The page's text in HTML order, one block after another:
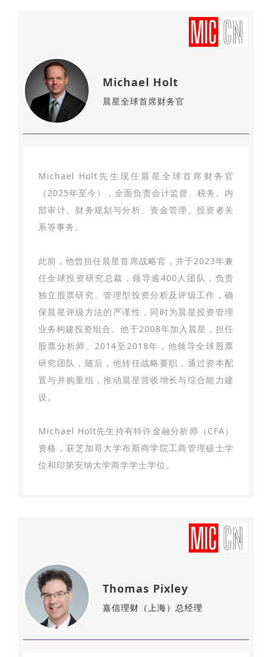
Michael Holt
晨星全球首席财务官
Michael Holt先生现任晨星全球首席财务官
（2025年至今），全面负责会计监督、税务、内
部审计、财务规划与分析、资金管理、投资者关
系等事务。
此前，他曾担任晨星首席战略官，并于2023年兼
任全球投资研究总裁，领导逾400人团队，负责
独立股票研究、管理型投资分析及评级工作，确
保晨星评级方法的严谨性，同时为晨星投资管理
业务构建投资组合。他于2008年加入晨星，担任
股票分析师。2014至2018年，他领导全球股票
研究团队，随后，他转任战略要职，通过资本配
置与并购重组，推动晨星营收增长与综合能力建
设。
Michael Holt先生持有特许金融分析师（CFA）
资格，获芝加哥大学布斯商学院工商管理硕士学
位和印第安纳大学商学学士学位。
Thomas Pixley
嘉信理财（上海）总经理